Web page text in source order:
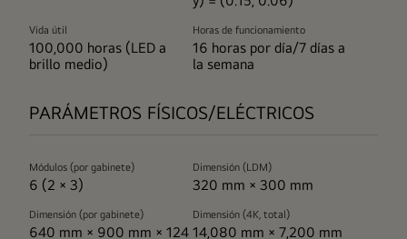
Vida útil
100,000 horas (LED a
brillo medio)
Horas de funcionamiento
16 horas por día/7 días a
la semana
PARÁMETROS FÍSICOS/ELÉCTRICOS
Módulos (por gabinete)
6 (2 × 3)
Dimensión (LDM)
320 mm × 300 mm
Dimensión (por gabinete)
640 mm × 900 mm × 124
Dimensión (4K, total)
14,080 mm × 7,200 mm